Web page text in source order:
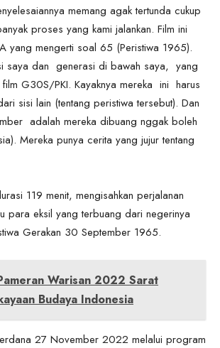
memang agak tertunda cukup
proses yang kami jalankan. Film ini
yang mengerti soal 65 (Peristiwa 1965).
saya dan generasi di bawah saya, yang
G30S/PKI. Kayaknya mereka ini harus
sisi lain (tentang peristiwa tersebut). Dan
adalah mereka dibuang nggak boleh
Mereka punya cerita yang jujur tentang
119 menit, mengisahkan perjalanan
para eksil yang terbuang dari negerinya
Gerakan 30 September 1965.
Warisan 2022 Sarat
Budaya Indonesia
27 November 2022 melalui program